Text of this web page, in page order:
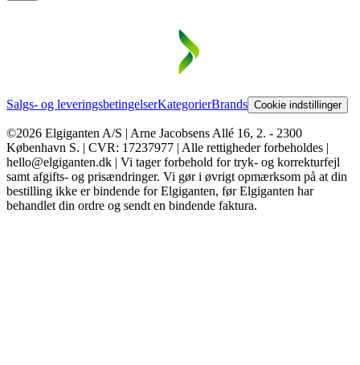
Salgs- og leveringsbetingelserKategorierBrands Cookie indstillinger
©2026 Elgiganten A/S | Arne Jacobsens Allé 16, 2. - 2300
København S. | CVR: 17237977 | Alle rettigheder forbeholdes |
hello@elgiganten.dk | Vi tager forbehold for tryk- og korrekturfejl
samt afgifts- og prisændringer. Vi gør i øvrigt opmærksom på at din
bestilling ikke er bindende for Elgiganten, før Elgiganten har
behandlet din ordre og sendt en bindende faktura.